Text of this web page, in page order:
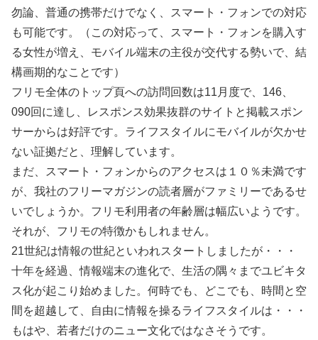
勿論、普通の携帯だけでなく、スマート・フォンでの対応
も可能です。（この対応って、スマート・フォンを購入す
る女性が増え、モバイル端末の主役が交代する勢いで、結
構画期的なことです）
フリモ全体のトップ頁への訪問回数は11月度で、146、
090回に達し、レスポンス効果抜群のサイトと掲載スポン
サーからは好評です。ライフスタイルにモバイルが欠かせ
ない証拠だと、理解しています。
まだ、スマート・フォンからのアクセスは１０％未満です
が、我社のフリーマガジンの読者層がファミリーであるせ
いでしょうか。フリモ利用者の年齢層は幅広いようです。
それが、フリモの特徴かもしれません。
21世紀は情報の世紀といわれスタートしましたが・・・
十年を経過、情報端末の進化で、生活の隅々までユビキタ
ス化が起こり始めました。何時でも、どこでも、時間と空
間を超越して、自由に情報を操るライフスタイルは・・・
もはや、若者だけのニュー文化ではなさそうです。